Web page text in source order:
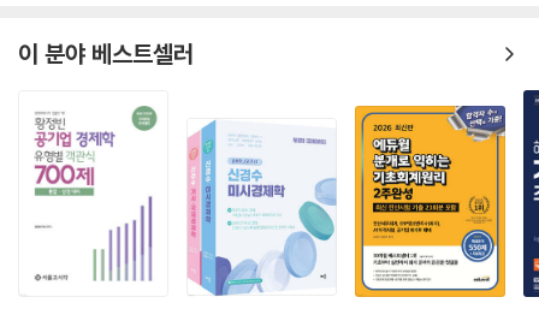
이 분야 베스트셀러